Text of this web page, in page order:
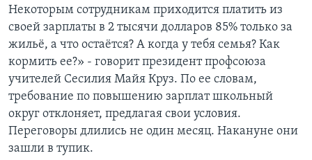
Некоторым сотрудникам приходится платить из
своей зарплаты в 2 тысячи долларов 85% только за
жильё, а что остаётся? А когда у тебя семья? Как
кормить ее?» - говорит президент профсоюза
учителей Сесилия Майя Круз. По ее словам,
требование по повышению зарплат школьный
округ отклоняет, предлагая свои условия.
Переговоры длились не один месяц. Накануне они
зашли в тупик.